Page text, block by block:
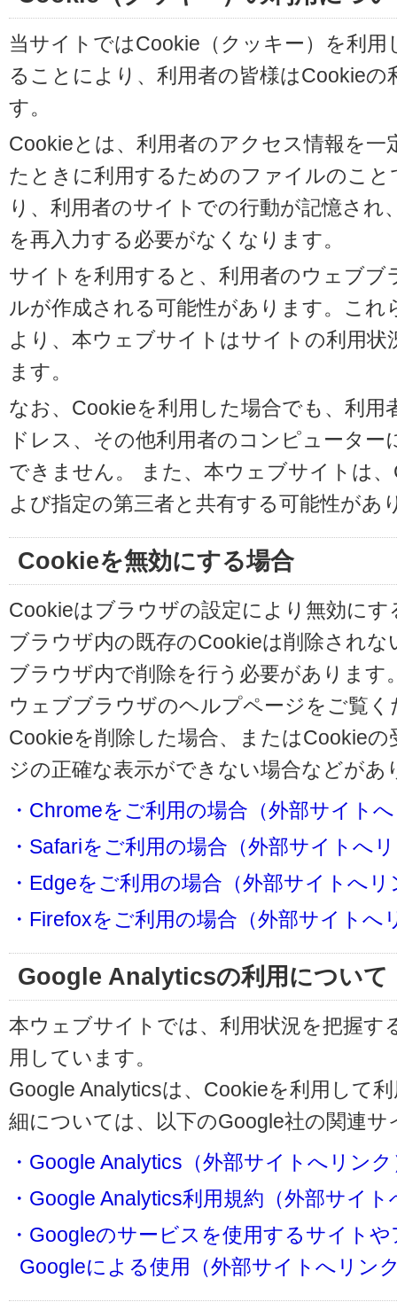
当サイトではCookie（クッキー）を利
ることにより、利用者の皆様はCookie
す。
Cookieとは、利用者のアクセス情報を
たときに利用するためのファイルのこ
り、利用者のサイトでの行動が記憶さ
を再入力する必要がなくなります。
サイトを利用すると、利用者のウェブ
ルが作成される可能性があります。こ
より、本ウェブサイトはサイトの利用
ます。
なお、Cookieを利用した場合でも、利用
ドレス、その他利用者のコンピュータ
できません。 また、本ウェブサイトは
よび指定の第三者と共有する可能性があ
Cookieを無効にする場合
Cookieはブラウザの設定により無効に
ブラウザ内の既存のCookieは削除され
ブラウザ内で削除を行う必要があります
ウェブブラウザのヘルプページをご覧く
Cookieを削除した場合、またはCookie
ジの正確な表示ができない場合などが
・Chromeをご利用の場合（外部サイト
・Safariをご利用の場合（外部サイトへ
・Edgeをご利用の場合（外部サイトへリ
・Firefoxをご利用の場合（外部サイトへ
Google Analyticsの利用について
本ウェブサイトでは、利用状況を把握す
用しています。
Google Analyticsは、Cookieを利用して
細については、以下のGoogle社の関連
・Google Analytics（外部サイトへリンク
・Google Analytics利用規約（外部サイ
・Googleのサービスを使用するサイト
Googleによる使用（外部サイトへリン